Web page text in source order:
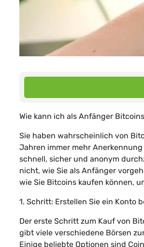
Wie kann ich als Anfänger
Sie haben wahrscheinlich von
Jahren immer mehr
schnell, sicher und anonym
nicht, wie Sie als Anfänger
wie Sie Bitcoins kaufen können,
1. Schritt: Erstellen Sie ein Konto
Der erste Schritt zum Kauf von
gibt viele verschiedene Börsen
Einige beliebte Optionen sind